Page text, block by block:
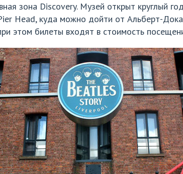
зона Discovery. Музей открыт круглый
Head, куда можно дойти от Альберт-
этом билеты входят в стоимость